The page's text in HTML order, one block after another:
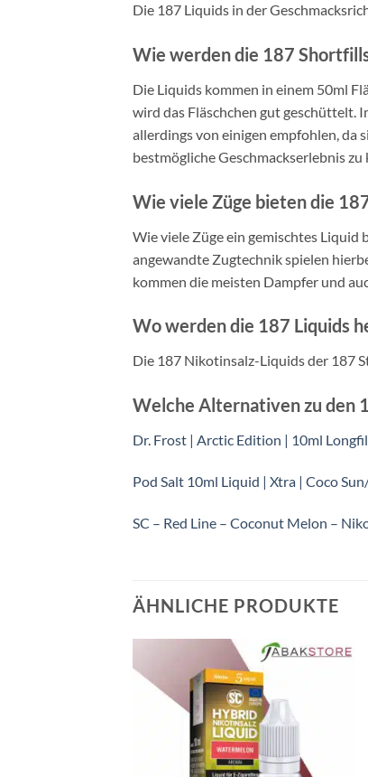
Die 187 Liquids in der
Wie werden die 187
Die Liquids kommen in einem 50ml
wird das Fläschchen gut geschüttelt.
allerdings von einigen empfohlen, da
bestmögliche Geschmackserlebnis zu
Wie viele Züge bieten die
Wie viele Züge ein gemischtes
angewandte Zugtechnik spielen
kommen die meisten Dampfer und
Wo werden die 187 Liquids
Die 187 Nikotinsalz-Liquids der 187
Welche Alternativen zu den
Dr. Frost | Arctic Edition | 10ml
Pod Salt 10ml Liquid | Xtra | Coco
SC – Red Line – Coconut Melon –
ÄHNLICHE PRODUKTE